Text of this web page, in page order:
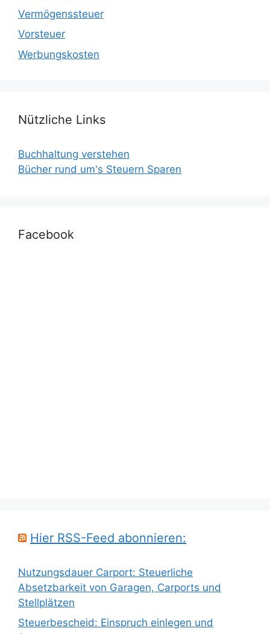
Vermögenssteuer
Vorsteuer
Werbungskosten
Nützliche Links
Buchhaltung verstehen
Bücher rund um's Steuern Sparen
Facebook
Hier RSS-Feed abonnieren:
Nutzungsdauer Carport: Steuerliche
Absetzbarkeit von Garagen, Carports und
Stellplätzen
Steuerbescheid: Einspruch einlegen und